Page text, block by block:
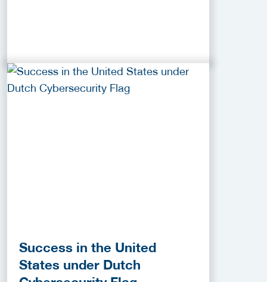
Success in the United
States under Dutch